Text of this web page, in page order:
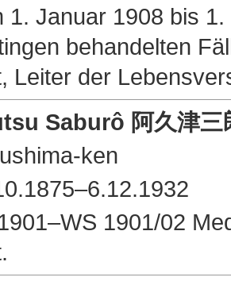
1. Januar 1908 bis
behandelten
Leiter der
Saburô 阿久津三
ken
1901/02